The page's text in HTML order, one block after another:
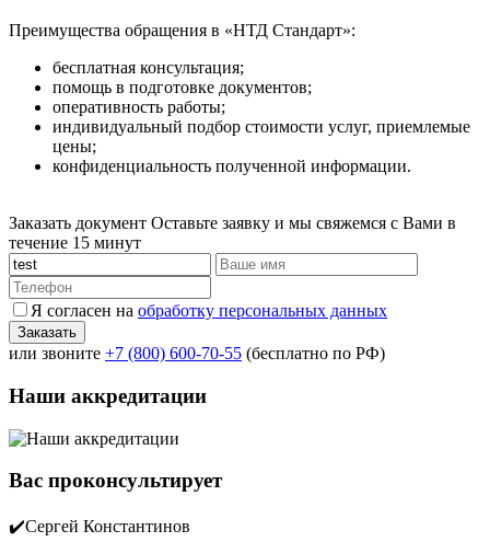
Преимущества обращения в «НТД Стандарт»:
бесплатная консультация;
помощь в подготовке документов;
оперативность работы;
индивидуальный подбор стоимости услуг, приемлемые
цены;
конфиденциальность полученной информации.
Заказать документ Оставьте заявку и мы свяжемся с Вами в
течение 15 минут
Я согласен на обработку персональных данных
или звоните +7 (800) 600-70-55 (бесплатно по РФ)
Наши аккредитации
Вас проконсультирует
✔️Сергей Константинов